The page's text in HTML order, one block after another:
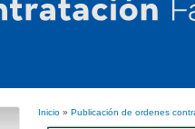
Inicio » Publicación de ordenes